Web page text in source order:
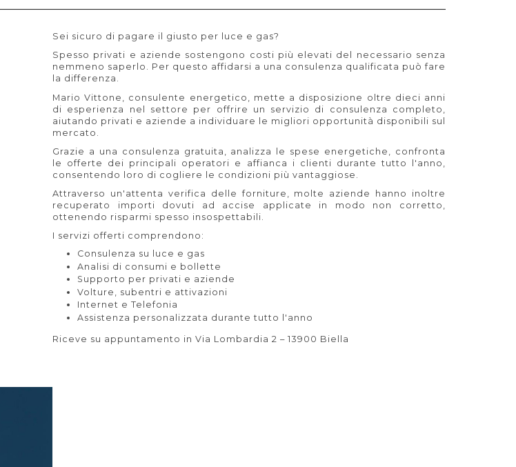
Sei sicuro di pagare il giusto per luce e gas?
Spesso privati e aziende sostengono costi più elevati del necessario senza
nemmeno saperlo. Per questo affidarsi a una consulenza qualificata può fare
la differenza.
Mario Vittone, consulente energetico, mette a disposizione oltre dieci anni
di esperienza nel settore per offrire un servizio di consulenza completo,
aiutando privati e aziende a individuare le migliori opportunità disponibili sul
mercato.
Grazie a una consulenza gratuita, analizza le spese energetiche, confronta
le offerte dei principali operatori e affianca i clienti durante tutto l'anno,
consentendo loro di cogliere le condizioni più vantaggiose.
Attraverso un'attenta verifica delle forniture, molte aziende hanno inoltre
recuperato importi dovuti ad accise applicate in modo non corretto,
ottenendo risparmi spesso insospettabili.
I servizi offerti comprendono:
Consulenza su luce e gas
Analisi di consumi e bollette
Supporto per privati e aziende
Volture, subentri e attivazioni
Internet e Telefonia
Assistenza personalizzata durante tutto l'anno
Riceve su appuntamento in Via Lombardia 2 – 13900 Biella